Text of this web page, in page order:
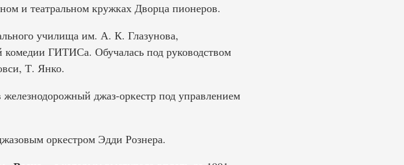
и театральном кружках Дворца пионеров.
училища им. А. К. Глазунова,
комедии ГИТИСа. Обучалась под руководством
Т. Янко.
джаз-оркестр под управлением
оркестром Эдди Рознера.